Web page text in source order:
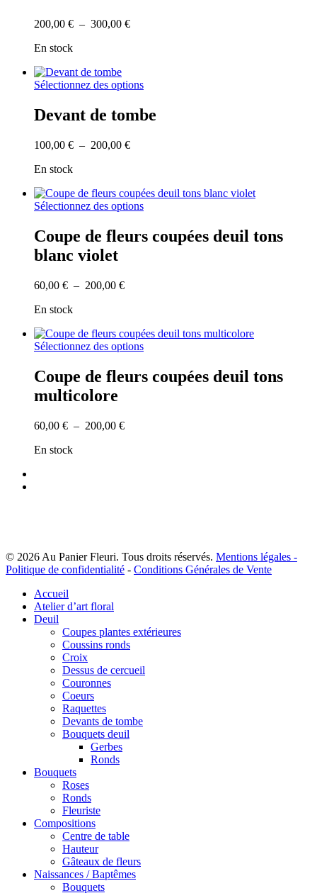
sur
page
200,00 € – 300,00 €Plage
300,00 €
En stock
Sélectionnez des optionsCe
plusieurs
être
choisies
sur
page
Devant de tombe
100,00 € – 200,00 €Plage
à
200,00 €
En stock
Sélectionnez des optionsCe
plusieurs
sur
la
produit
Coupe de fleurs coupées deuil tons
blanc violet
60,00 € – 200,00 €Plage
à
200,00 €
En stock
Sélectionnez des optionsCe
plusieurs
Coupe de fleurs coupées deuil tons
multicolore
60,00 € – 200,00 €Plage
En stock
© 2026 Au Panier Fleuri. Tous droits réservés. Mentions légales -
Politique de confidentialité - Conditions Générales de Vente
Close
Menu
Accueil
Atelier d’art floral
Deuil
Coupes plantes extérieures
Coussins ronds
Croix
Dessus de cercueil
Couronnes
Coeurs
Raquettes
Devants de tombe
Bouquets deuil
Gerbes
Ronds
Bouquets
Roses
Ronds
Fleuriste
Compositions
Centre de table
Hauteur
Gâteaux de fleurs
Naissances / Baptêmes
Bouquets